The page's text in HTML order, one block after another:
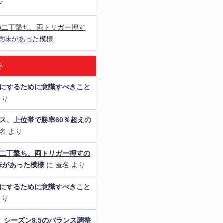
丁撃ち、両トリガー押す
味があった模様
するために意識すべきこと
、上位帯で勝率60％超えの
より
丁撃ち、両トリガー押すの
あった模様に 匿名 より
するために意識すべきこと
ーズン9.5のバランス調整